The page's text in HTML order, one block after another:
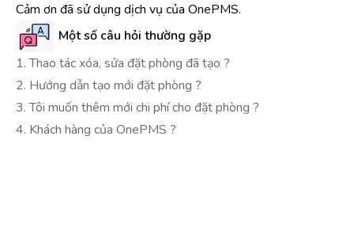
Cảm ơn đã sử dụng dịch vụ của OnePMS.
Một số câu hỏi thường gặp
1. Thao tác xóa, sửa đặt phòng đã tạo ?
2. Hướng dẫn tạo mới đặt phòng ?
3. Tôi muốn thêm mới chi phí cho đặt phòng ?
4. Khách hàng của OnePMS ?